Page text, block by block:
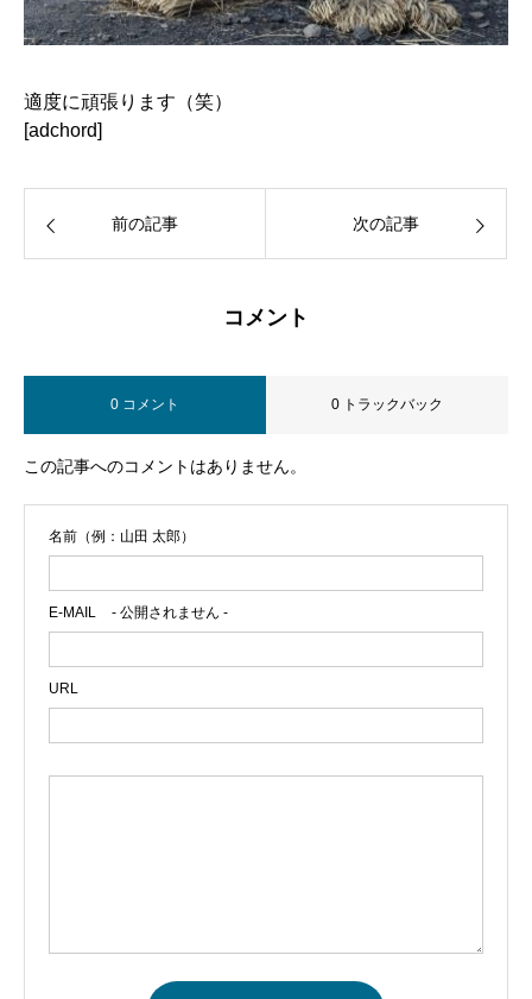
適度に頑張ります（笑）
[adchord]
前の記事 次の記事
コメント
0 コメント 0 トラックバック
この記事へのコメントはありません。
名前（例：山田 太郎）
E-MAIL - 公開されません -
URL